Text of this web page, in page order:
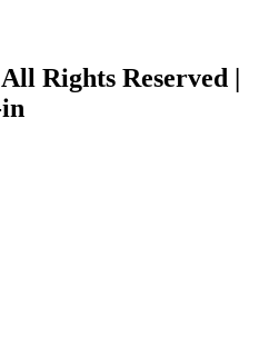
Rights Reserved |